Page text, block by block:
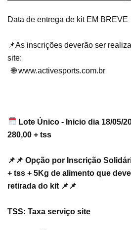
Data de entrega de kit EM BREVE
📌As inscrições deverão ser
site:
🌐 www.activesports.com.br
Lote Único - Inicio dia 18/05/
280,00 + tss
📌📌 Opção por Inscrição
+ tss + 5Kg de alimento que
retirada do kit 📌📌
TSS: Taxa serviço site